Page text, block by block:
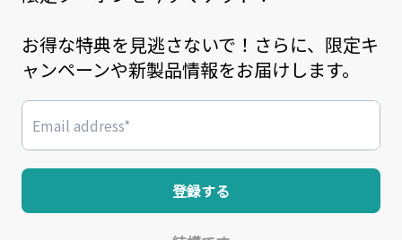
電話番号: 03-6899-5900
(Twitter)